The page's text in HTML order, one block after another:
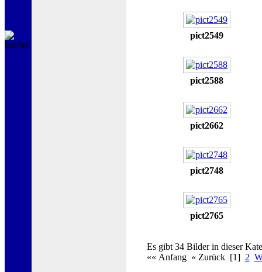
pict2549
pict2588
pict2662
pict2748
pict2765
Es gibt 34 Bilder in dieser
«« Anfang « Zurück [1] 2